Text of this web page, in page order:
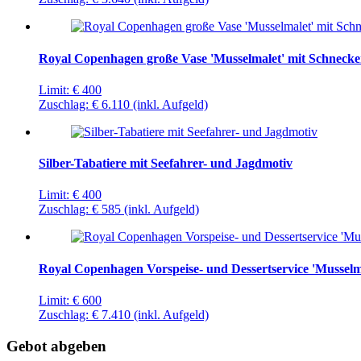
Royal Copenhagen große Vase 'Musselmalet' mit
Limit: € 400
Zuschlag: € 6.110 (inkl. Aufgeld)
Silber-Tabatiere mit Seefahrer- und Jagdmotiv
Limit: € 400
Zuschlag: € 585 (inkl. Aufgeld)
Royal Copenhagen Vorspeise- und Dessertservice
Limit: € 600
Zuschlag: € 7.410 (inkl. Aufgeld)
Gebot abgeben